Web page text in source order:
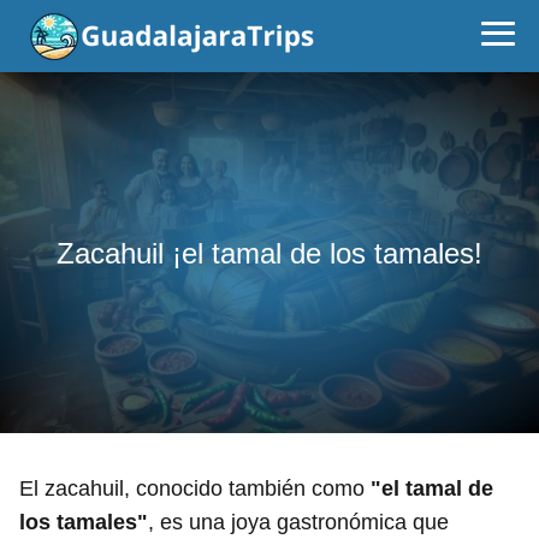
Zacahuil ¡el tamal de los tamales!
El zacahuil, conocido también como "el tamal de
los tamales", es una joya gastronómica que